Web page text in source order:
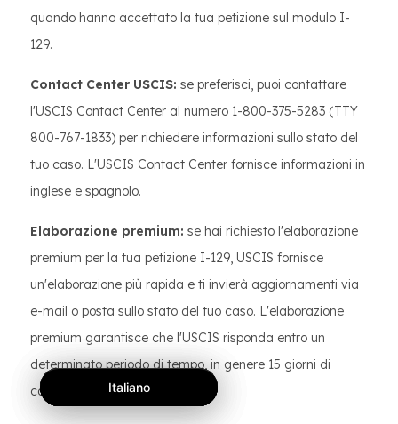
quando hanno accettato la tua petizione sul modulo I-
129.
Contact Center USCIS: se preferisci, puoi contattare
l'USCIS Contact Center al numero 1-800-375-5283 (TTY
800-767-1833) per richiedere informazioni sullo stato del
tuo caso. L'USCIS Contact Center fornisce informazioni in
inglese e spagnolo.
Elaborazione premium: se hai richiesto l'elaborazione
premium per la tua petizione I-129, USCIS fornisce
un'elaborazione più rapida e ti invierà aggiornamenti via
e-mail o posta sullo stato del tuo caso. L'elaborazione
premium garantisce che l'USCIS risponda entro un
determinato periodo di tempo, in genere 15 giorni di
calendario.
Italiano
Italiano
Italiano